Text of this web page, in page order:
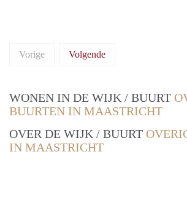
Vorige Volgende
WONEN IN DE WIJK / BUURT
BUURTEN IN MAASTRICHT
OVER DE WIJK / BUURT
IN MAASTRICHT